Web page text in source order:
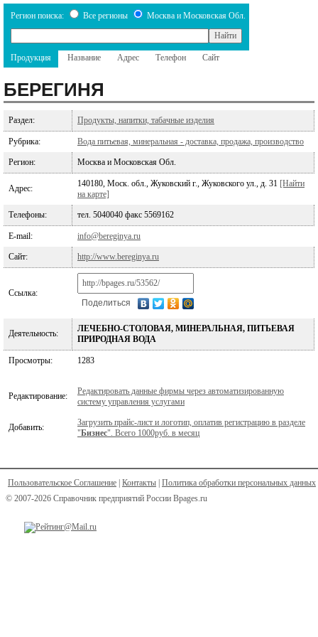
Регион поиска: Все регионы Москва и Московская Обл.
Продукция Название Адрес Телефон Сайт
БЕРЕГИНЯ
Раздел: Продукты, напитки, табачные изделия
Рубрика: Вода питьевая, минеральная - доставка, продажа, производство
Регион: Москва и Московская Обл.
Адрес: 140180, Моск. обл., Жуковский г., Жуковского ул., д. 31 [Найти
на карте]
Телефоны: тел. 5040040 факс 5569162
E-mail: info@bereginya.ru
Сайт: http://www.bereginya.ru
Ссылка:
Поделиться
Деятельность:
ЛЕЧЕБНО-СТОЛОВАЯ, МИНЕРАЛЬНАЯ, ПИТЬЕВАЯ
ПРИРОДНАЯ ВОДА
Просмотры: 1283
Редактирование:
Редактировать данные фирмы через автоматизированную
систему управления услугами
Добавить:
Загрузить прайс-лист и логотип, оплатив регистрацию в разделе
"Бизнес". Всего 1000руб. в месяц
Пользовательское Соглашение Контакты Политика обработки персональных данных
© 2007-2026 Справочник предприятий России Bpages.ru